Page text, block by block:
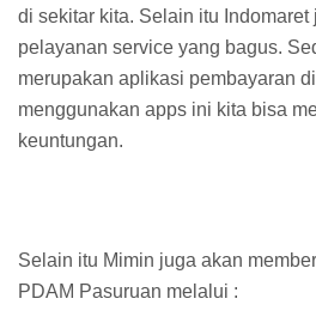
di sekitar kita. Selain itu Indomaret
pelayanan service yang bagus.
merupakan aplikasi pembayaran
menggunakan apps ini kita bisa
keuntungan.
Selain itu Mimin juga akan
PDAM Pasuruan melalui :